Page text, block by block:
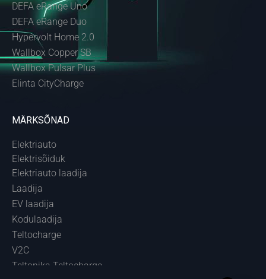
DEFA eRange Uno
DEFA eRange Duo
Hypervolt Home 2.0
Wallbox Copper SB
Wallbox Pulsar Plus
Elinta CityCharge
MÄRKSÕNAD
Elektriauto
Elektrisõiduk
Elektriauto laadija
Laadija
EV laadija
Kodulaadija
Teltocharge
V2C
Teltonika Teltocharge